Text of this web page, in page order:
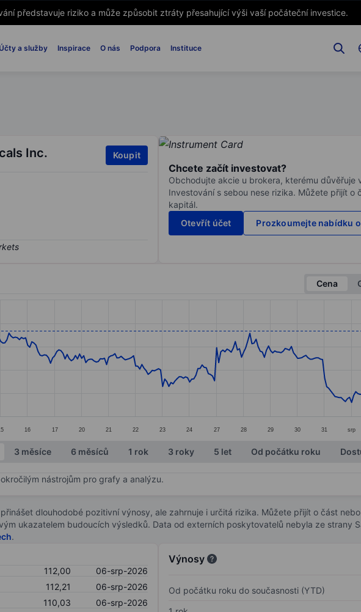
představuje riziko a může způsobit ztráty přesahující výši vaší počáteční investice.
Účty a služby Inspirace O nás Podpora Instituce
Inc.
Koupit
Chcete začít investovat?
Obchodujte akcie u brokera, kterému důvěřuje
Investování s sebou nese rizika. Můžete přijít o
kapitál.
Otevřít účet
Prozkoumejte nabídku
Cena
Data ranges from 98.4 to 115.45.
16 17 20 21 22 23 24 27 28 29 30 31 srp
3 měsíce 6 měsíců 1 rok 3 roky 5 let Od počátku roku
nástrojům pro grafy a analýzu.
dlouhodobé pozitivní výnosy, ale zahrnuje i určitá rizika. Můžete přijít o část
ukazatelem budoucích výsledků. Data od externích poskytovatelů nebyla ze strany
.
112,00
06-srp-2026
112,21
06-srp-2026
110,03
06-srp-2026
Výnosy
Od počátku roku do současnosti (YTD)